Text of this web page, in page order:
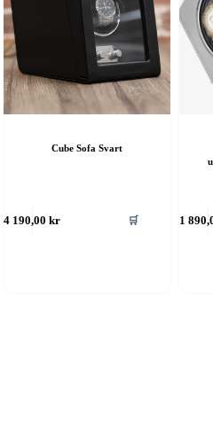
Cube Sofa Svart
4 190,00kr 🛒 1